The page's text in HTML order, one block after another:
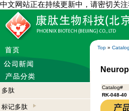
中文网站正在持续更新中，请密切关
Top » Catalog
多肽
标记多肽
Catalog#
RK-048-40